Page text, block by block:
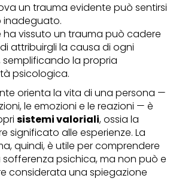
un trauma evidente può sentirsi
inadeguato.
ha vissuto un trauma può cadere
di attribuirgli la causa di ogni
la propria
psicologica.
orienta la vita di una persona —
le emozioni e le reazioni — è
sistemi valoriali, ossia la
significato alle esperienze. La
quindi, è utile per comprendere
psichica, ma non può e
considerata una spiegazione